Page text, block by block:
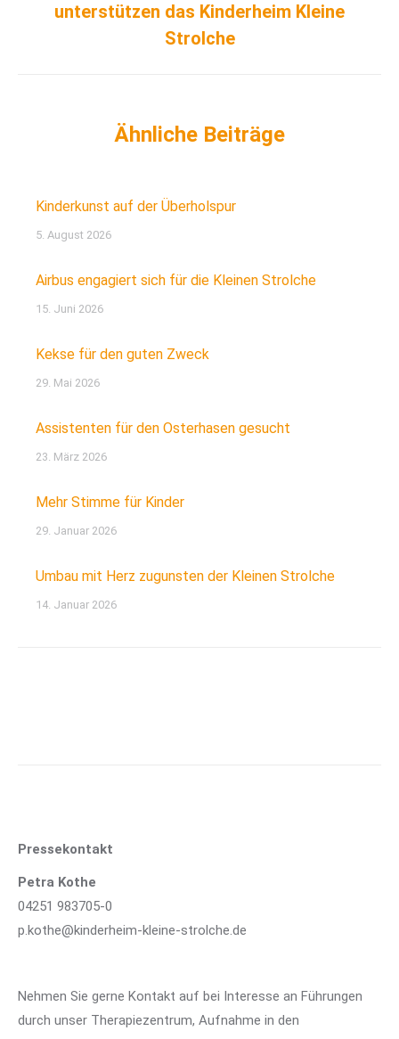
unterstützen das Kinderheim Kleine
Strolche
Kinderkunst auf der Überholspur
5. August 2026
Airbus engagiert sich für die Kleinen Strolche
15. Juni 2026
Kekse für den guten Zweck
29. Mai 2026
Assistenten für den Osterhasen gesucht
23. März 2026
Mehr Stimme für Kinder
29. Januar 2026
Umbau mit Herz zugunsten der Kleinen Strolche
14. Januar 2026
Pressekontakt
Petra Kothe
04251 983705-0
p.kothe@kinderheim-kleine-strolche.de
Nehmen Sie gerne Kontakt auf bei Interesse an Führungen
durch unser Therapiezentrum, Aufnahme in den